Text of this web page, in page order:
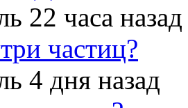
22 часа назад
частиц?
4 дня назад